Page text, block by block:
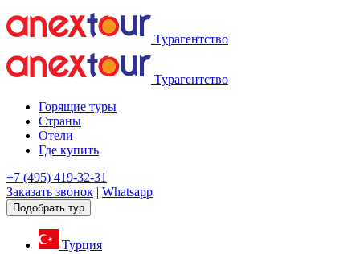
Турагентство
Турагентство
Горящие туры
Страны
Отели
Где купить
+7 (495) 419-32-31
Заказать звонок | Whatsapp
Подобрать тур
Турция